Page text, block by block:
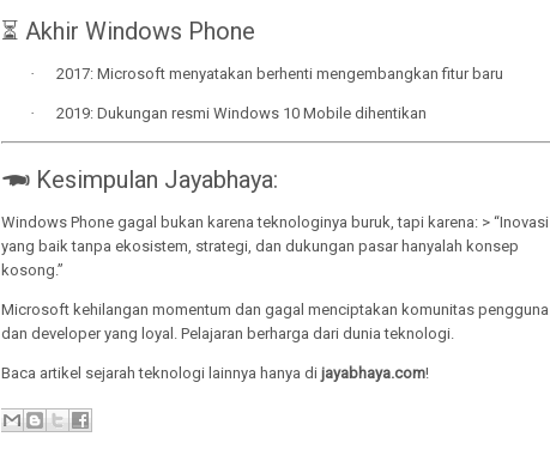
⏳ Akhir Windows Phone
· 2017: Microsoft menyatakan berhenti mengembangkan fitur baru
· 2019: Dukungan resmi Windows 10 Mobile dihentikan
🖚 Kesimpulan Jayabhaya:
Windows Phone gagal bukan karena teknologinya buruk, tapi karena: > “Inovasi
yang baik tanpa ekosistem, strategi, dan dukungan pasar hanyalah konsep
kosong.”
Microsoft kehilangan momentum dan gagal menciptakan komunitas pengguna
dan developer yang loyal. Pelajaran berharga dari dunia teknologi.
Baca artikel sejarah teknologi lainnya hanya di jayabhaya.com!